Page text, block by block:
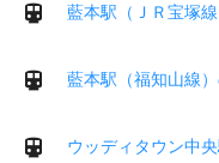
藍本駅（ＪＲ宝塚
藍本駅（福知山線
ウッディタウン中